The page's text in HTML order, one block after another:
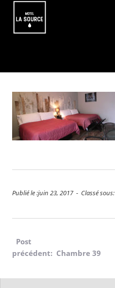
Publié le :juin 23, 2017 - Classé sous:
Navigation
de
l’article
Post
précédent: Chambre 39